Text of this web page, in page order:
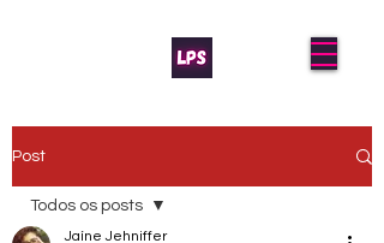
Post
Todos os posts
Jaíne Jehniffer